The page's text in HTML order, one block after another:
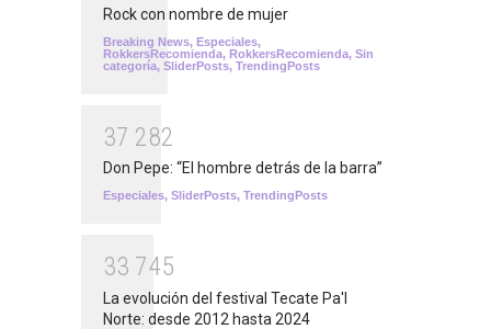
Rock con nombre de mujer
Breaking News, Especiales,
RokkersRecomienda, RokkersRecomienda, Sin
categoría, SliderPosts, TrendingPosts
37 282
Don Pepe: “El hombre detrás de la barra”
Especiales, SliderPosts, TrendingPosts
33 745
La evolución del festival Tecate Pa'l
Norte: desde 2012 hasta 2024